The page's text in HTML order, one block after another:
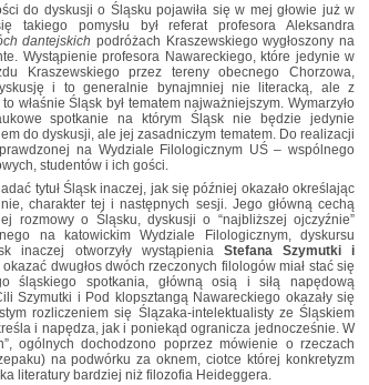
do dyskusji o Śląsku pojawiła się w mej głowie już w
takiego pomysłu był referat profesora Aleksandra
dantejskich podróżach Kraszewskiego wygłoszony na
Wystąpienie profesora Nawareckiego, które jedynie w
Kraszewskiego przez tereny obecnego Chorzowa,
i to generalnie bynajmniej nie literacką, ale z
właśnie Śląsk był tematem najważniejszym. Wymarzyło
spotkanie na którym Śląsk nie będzie jedynie
do dyskusji, ale jej zasadniczym tematem. Do realizacji
na Wydziale Filologicznym UŚ – wspólnego
studentów i ich gości.
tytuł Śląsk inaczej, jak się później okazało określając
charakter tej i następnych sesji. Jego główną cechą
rozmowy o Śląsku, dyskusji o “najbliższej ojczyźnie”
na katowickim Wydziale Filologicznym, dyskursu
inaczej otworzyły wystąpienia Stefana Szymutki i
okazać dwugłos dwóch rzeczonych filologów miał stać się
śląskiego spotkania, główną osią i siłą napędową
Szymutki i Pod klopsztangą Nawareckiego okazały się
rozliczeniem się Ślązaka-intelektualisty ze Śląskiem
i napędza, jak i poniekąd ogranicza jednocześnie. W
ogólnych dochodzono poprzez mówienie o rzeczach
na podwórku za oknem, ciotce której konkretyzm
literatury bardziej niż filozofia Heideggera.